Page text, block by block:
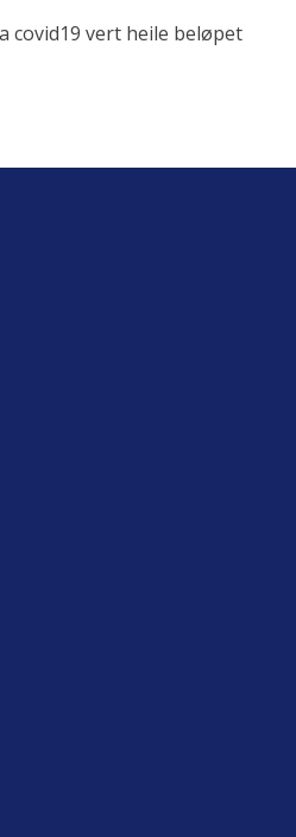
covid19 vert heile beløpet